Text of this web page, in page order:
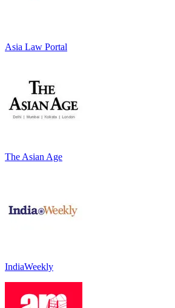
Asia Law Portal
The Asian Age
IndiaWeekly